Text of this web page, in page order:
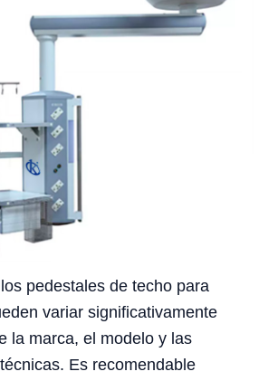
pedestales de techo para
variar significativamente
la marca, el modelo y las
Es recomendable